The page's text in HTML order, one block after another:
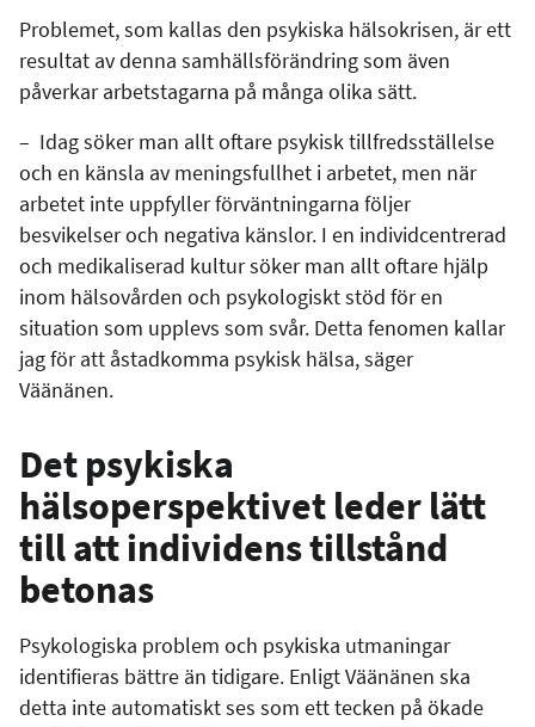
Problemet, som kallas den psykiska hälsokrisen, är ett
resultat av denna samhällsförändring som även
påverkar arbetstagarna på många olika sätt.
– Idag söker man allt oftare psykisk tillfredsställelse
och en känsla av meningsfullhet i arbetet, men när
arbetet inte uppfyller förväntningarna följer
besvikelser och negativa känslor. I en individcentrerad
och medikaliserad kultur söker man allt oftare hjälp
inom hälsovården och psykologiskt stöd för en
situation som upplevs som svår. Detta fenomen kallar
jag för att åstadkomma psykisk hälsa, säger
Väänänen.
Det psykiska
hälsoperspektivet leder lätt
till att individens tillstånd
betonas
Psykologiska problem och psykiska utmaningar
identifieras bättre än tidigare. Enligt Väänänen ska
detta inte automatiskt ses som ett tecken på ökade